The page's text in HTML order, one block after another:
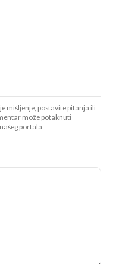
mišljenje, postavite pitanja ili
može potaknuti
portala.